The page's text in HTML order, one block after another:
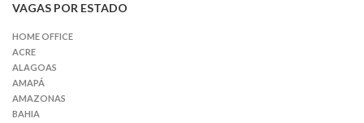
VAGAS POR ESTADO
HOME OFFICE
ACRE
ALAGOAS
AMAPÁ
AMAZONAS
BAHIA